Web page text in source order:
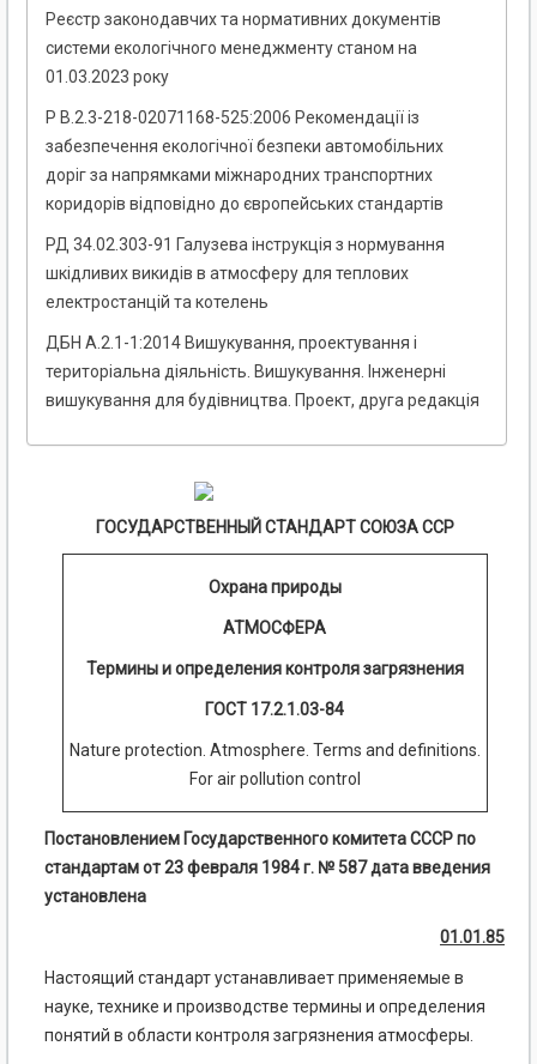
Реєстр законодавчих та нормативних документів
системи екологічного менеджменту станом на
01.03.2023 року
Р В.2.3-218-02071168-525:2006 Рекомендації із
забезпечення екологічної безпеки автомобільних
доріг за напрямками міжнародних транспортних
коридорів відповідно до європейських стандартів
РД 34.02.303-91 Галузева інструкція з нормування
шкідливих викидів в атмосферу для теплових
електростанцій та котелень
ДБН А.2.1-1:2014 Вишукування, проектування і
територіальна діяльність. Вишукування. Інженерні
вишукування для будівництва. Проект, друга редакція
ГОСУДАРСТВЕННЫЙ СТАНДАРТ СОЮЗА ССР
Охрана природы
АТМОСФЕРА
Термины и определения контроля загрязнения
ГОСТ 17.2.1.03-84
Nature protection. Atmosphere. Terms and definitions.
For air pollution control
Постановлением Государственного комитета СССР по
стандартам от 23 февраля 1984 г. № 587 дата введения
установлена
01.01.85
Настоящий стандарт устанавливает применяемые в
науке, технике и производстве термины и определения
понятий в области контроля загрязнения атмосферы.